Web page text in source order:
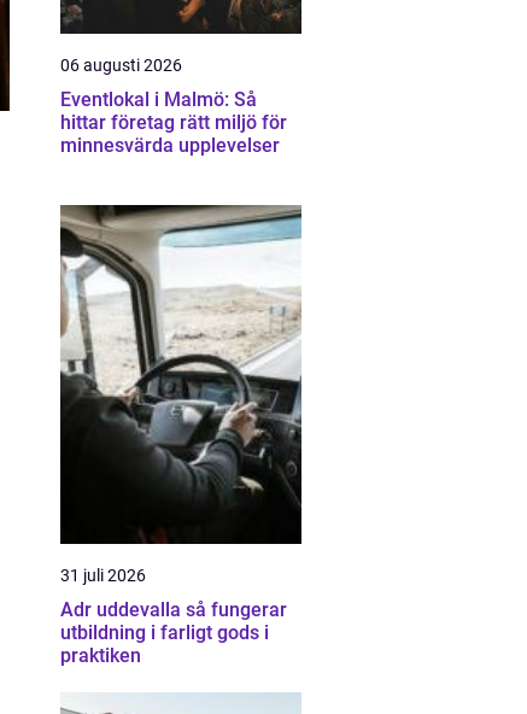
06 augusti 2026
Eventlokal i Malmö: Så
hittar företag rätt miljö för
minnesvärda upplevelser
31 juli 2026
Adr uddevalla så fungerar
utbildning i farligt gods i
praktiken